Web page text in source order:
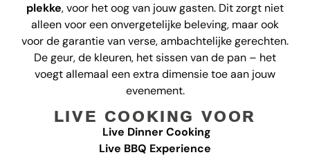
plekke, voor het oog van jouw gasten. Dit zorgt niet
alleen voor een onvergetelijke beleving, maar ook
voor de garantie van verse, ambachtelijke gerechten.
De geur, de kleuren, het sissen van de pan – het
voegt allemaal een extra dimensie toe aan jouw
evenement.
LIVE COOKING VOOR
Live Dinner Cooking
Live BBQ Experience